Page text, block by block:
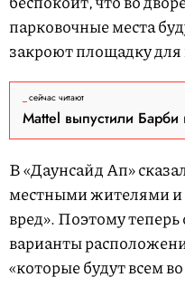
парковочные места
закроют площадку
сейчас читают
Mattel выпустили
В «Даунсайд Ап»
местными жителями и
вред». Поэтому
варианты
«которые будут всем